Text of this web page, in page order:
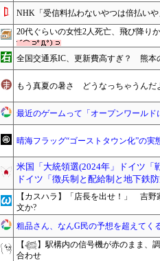
NHK「受信料払わないやつは倍払いや
20代ぐらいの女性2人死亡、飛び降り
全国交通系IC、更新費高すぎ？ 熊本
もう真夏の暑さ どうなっちゃうんだ
最近のゲームって「オープンワール
晴海フラッグ“ゴーストタウン化”の実
米国「大統領選(2024年」ドイツ「
ドイツ「徴兵制と配給制と地下鉄
【カスハラ】「店長を出せ！」 吉
文か?
粗品さん、なんG民の予想を超えてく
【𓆉】駅構内の信号機が赤のまま、
合わせ